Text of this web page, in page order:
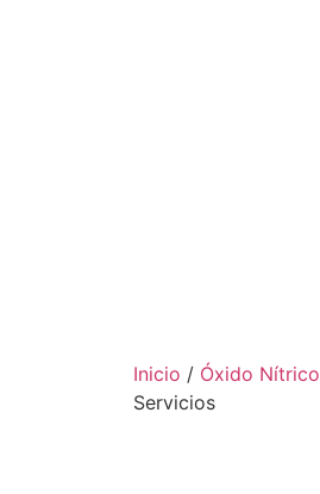
Inicio / Óxido Nítrico
Servicios